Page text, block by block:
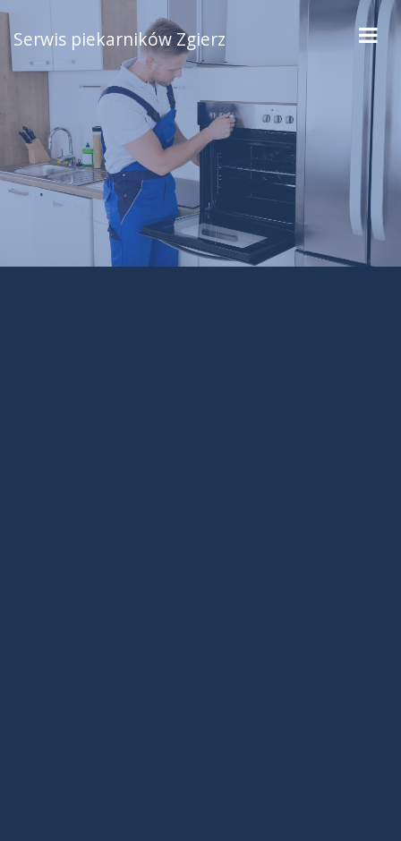
Serwis piekarników Zgierz